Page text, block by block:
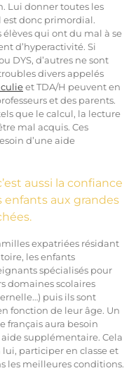
Lui donner toutes les
est donc primordial.
élèves qui ont du mal à se
d’hyperactivité. Si
DYS, d’autres ne sont
divers appelés
et TDA/H peuvent en
et des parents.
que le calcul, la lecture
mal acquis. Ces
d’une aide
aussi la confiance
enfants aux grandes
expatriées résidant
les enfants
spécialisés pour
domaines scolaires
puis ils sont
fonction de leur âge. Un
français aura besoin
supplémentaire. Cela
participer en classe et
les meilleures conditions.